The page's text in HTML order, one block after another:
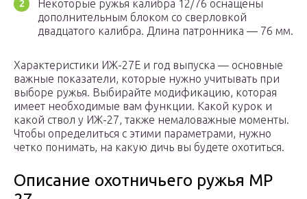
Некоторые ружья калибра 12/76 оснащены
дополнительным блоком со сверловкой
двадцатого калибра. Длина патронника — 76 мм.
Характеристики ИЖ-27Е и год выпуска — основные
важные показатели, которые нужно учитывать при
выборе ружья. Выбирайте модификацию, которая
имеет необходимые вам функции. Какой курок и
какой ствол у ИЖ-27, также немаловажные моменты.
Чтобы определиться с этими параметрами, нужно
четко понимать, на какую дичь вы будете охотиться.
Описание охотничьего ружья МР